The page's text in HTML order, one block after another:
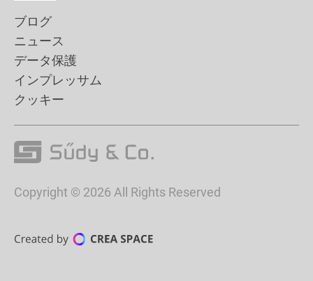
ブログ
ニュース
データ保護
インプレッサム
クッキー
Copyright © 2026 All Rights Reserved